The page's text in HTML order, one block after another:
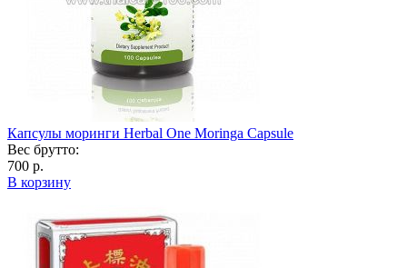
Капсулы моринги Herbal One Moringa Capsule
Вес брутто:
700 р.
В корзину